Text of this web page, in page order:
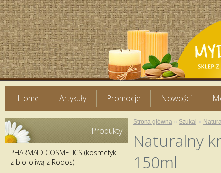
Home Artykuły Promocje Nowości
Produkty
PHARMAID COSMETICS (kosmetyki
z bio-oliwą z Rodos)
Strona główna » Szukaj »
Naturalny
150ml